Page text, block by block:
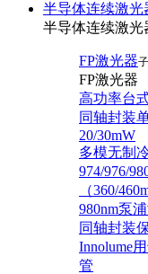
半导体连续激光
半导体连续激光
FP激光器
FP激光器
高功率台
同轴封装
20/30mW
多模无制
974/976/
（360/
980nm泵
同轴封装
Innolume
管